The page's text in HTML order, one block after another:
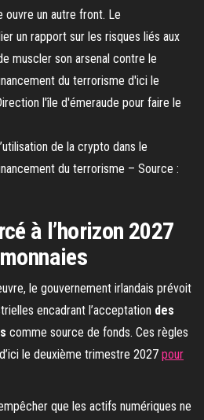
de la crypto dans le
du terrorisme – Source :
à l’horizon 2027
le gouvernement irlandais prévoit
encadrant l’acceptation des
comme source de fonds. Ces règles
le deuxième trimestre 2027 pour
que les actifs numériques ne